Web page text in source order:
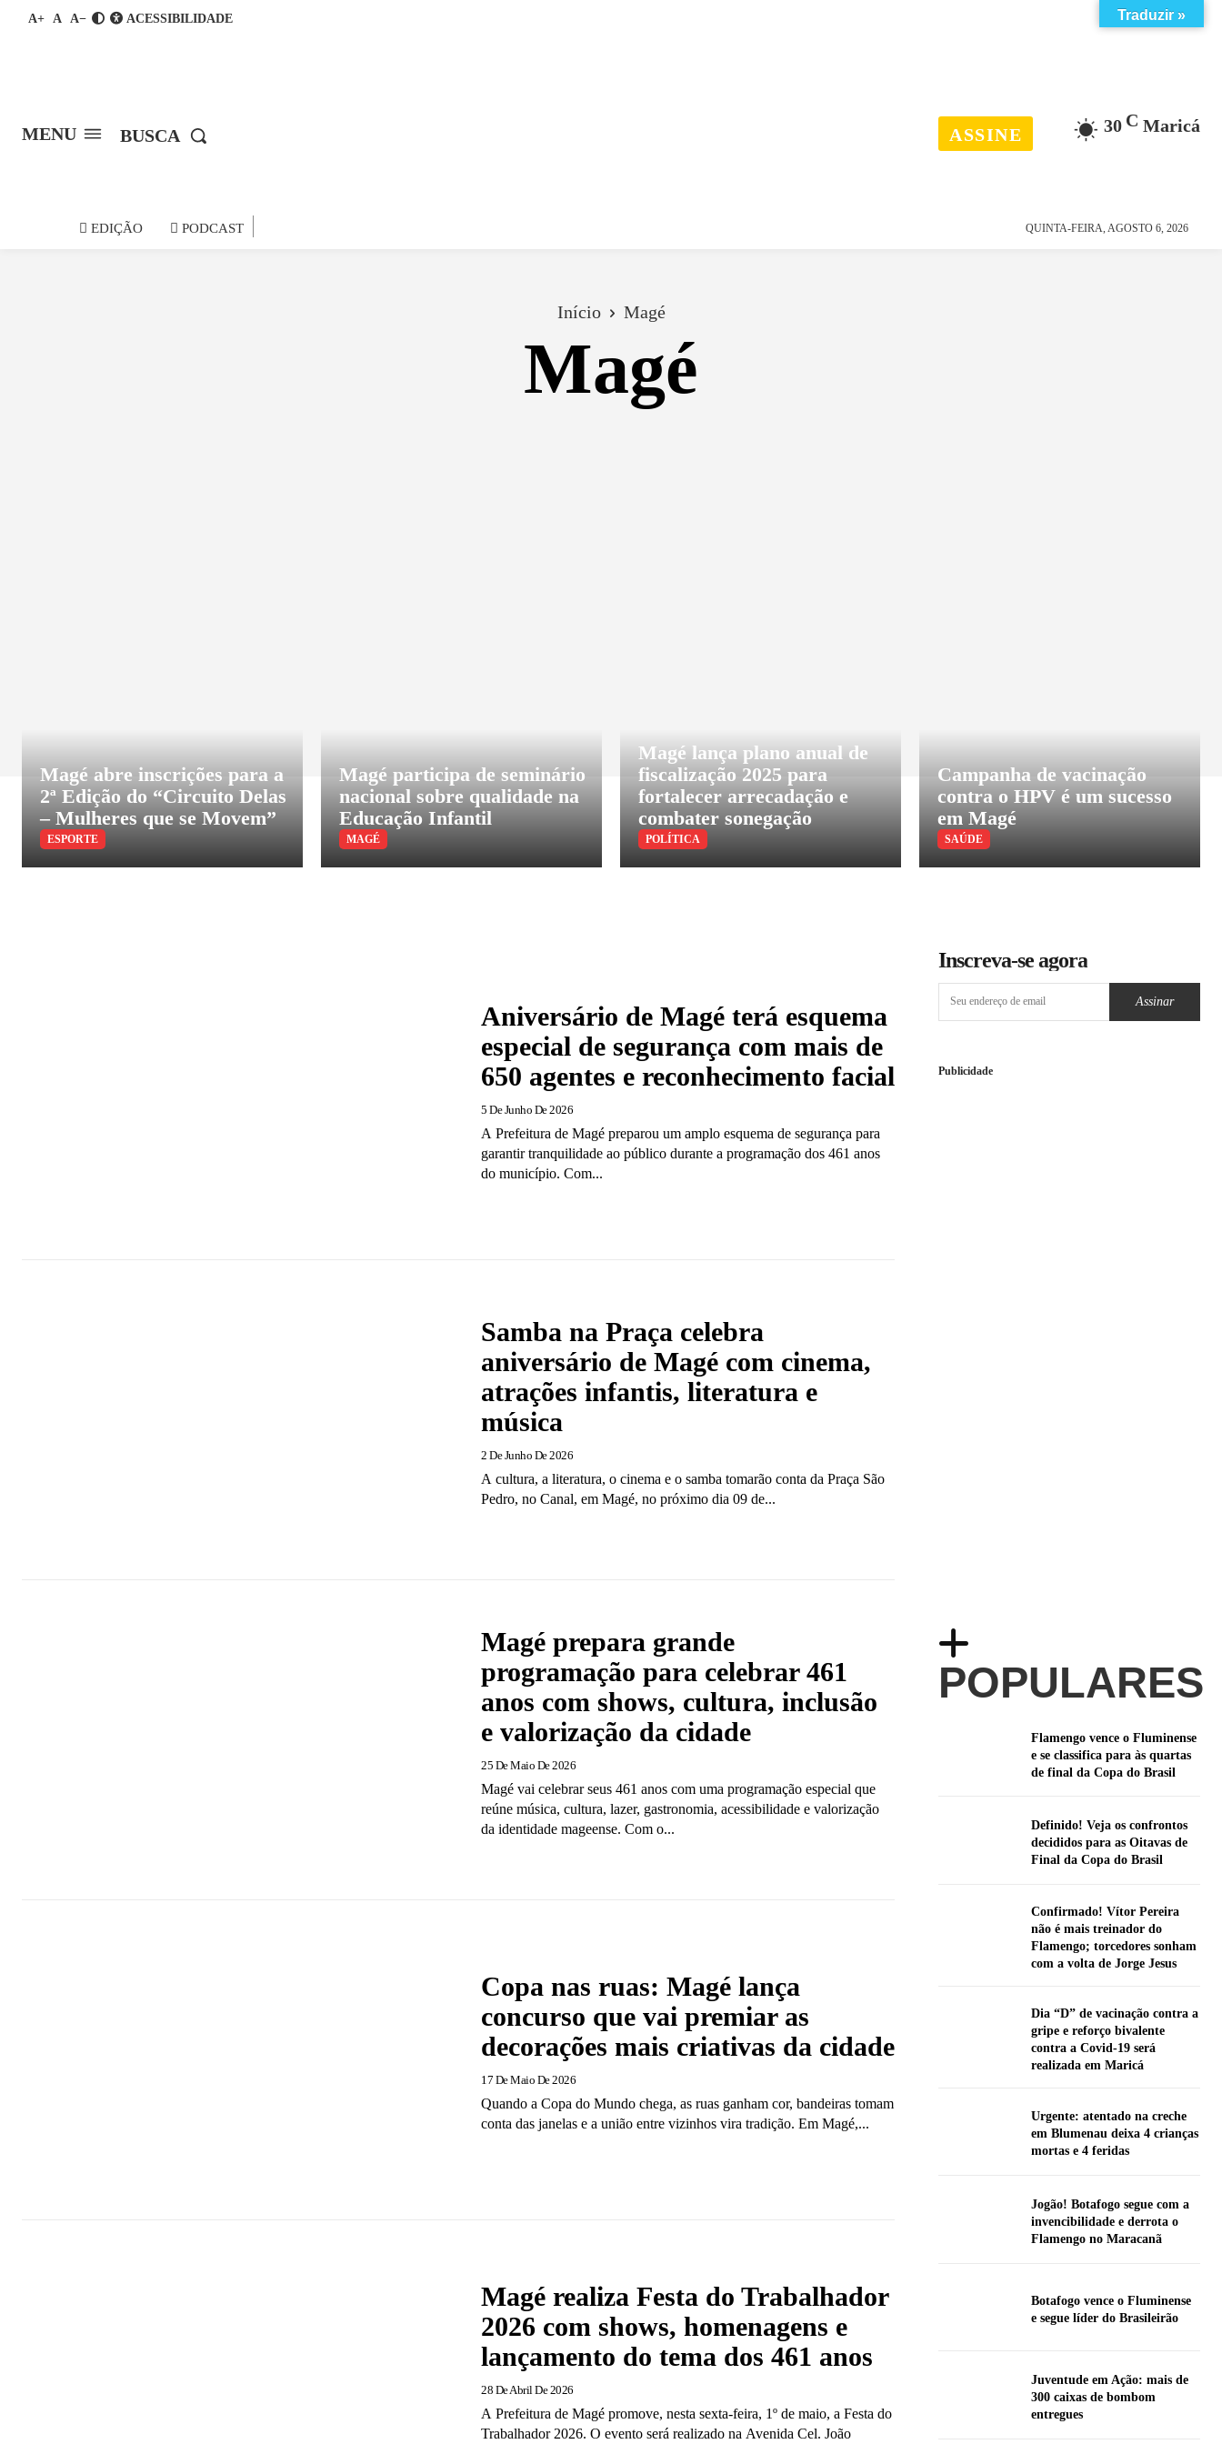
A+ A A− ACESSIBILIDADE
MENU BUSCA
30 C Maricá
ASSINE
EDIÇÃO PODCAST QUINTA-FEIRA, AGOSTO 6, 2026
Início Magé
Magé
Magé abre inscrições para a
2ª Edição do “Circuito Delas
– Mulheres que se Movem”
ESPORTE
Magé participa de seminário
nacional sobre qualidade na
Educação Infantil
MAGÉ
Magé lança plano anual de
fiscalização 2025 para
fortalecer arrecadação e
combater sonegação
POLÍTICA
Campanha de vacinação
contra o HPV é um sucesso
em Magé
SAÚDE
Aniversário de Magé terá esquema
especial de segurança com mais de
650 agentes e reconhecimento facial
5 De Junho De 2026
A Prefeitura de Magé preparou um amplo esquema de segurança para
garantir tranquilidade ao público durante a programação dos 461 anos
do município. Com...
Samba na Praça celebra
aniversário de Magé com cinema,
atrações infantis, literatura e
música
2 De Junho De 2026
A cultura, a literatura, o cinema e o samba tomarão conta da Praça São
Pedro, no Canal, em Magé, no próximo dia 09 de...
Magé prepara grande
programação para celebrar 461
anos com shows, cultura, inclusão
e valorização da cidade
25 De Maio De 2026
Magé vai celebrar seus 461 anos com uma programação especial que
reúne música, cultura, lazer, gastronomia, acessibilidade e valorização
da identidade mageense. Com o...
Copa nas ruas: Magé lança
concurso que vai premiar as
decorações mais criativas da cidade
17 De Maio De 2026
Quando a Copa do Mundo chega, as ruas ganham cor, bandeiras tomam
conta das janelas e a união entre vizinhos vira tradição. Em Magé,...
Magé realiza Festa do Trabalhador
2026 com shows, homenagens e
lançamento do tema dos 461 anos
28 De Abril De 2026
A Prefeitura de Magé promove, nesta sexta-feira, 1º de maio, a Festa do
Trabalhador 2026. O evento será realizado na Avenida Cel. João
Inscreva-se agora
Assinar
Publicidade
POPULARES
Flamengo vence o Fluminense
e se classifica para às quartas
de final da Copa do Brasil
Definido! Veja os confrontos
decididos para as Oitavas de
Final da Copa do Brasil
Confirmado! Vítor Pereira
não é mais treinador do
Flamengo; torcedores sonham
com a volta de Jorge Jesus
Dia “D” de vacinação contra a
gripe e reforço bivalente
contra a Covid-19 será
realizada em Maricá
Urgente: atentado na creche
em Blumenau deixa 4 crianças
mortas e 4 feridas
Jogão! Botafogo segue com a
invencibilidade e derrota o
Flamengo no Maracanã
Botafogo vence o Fluminense
e segue líder do Brasileirão
Juventude em Ação: mais de
300 caixas de bombom
entregues
Traduzir »